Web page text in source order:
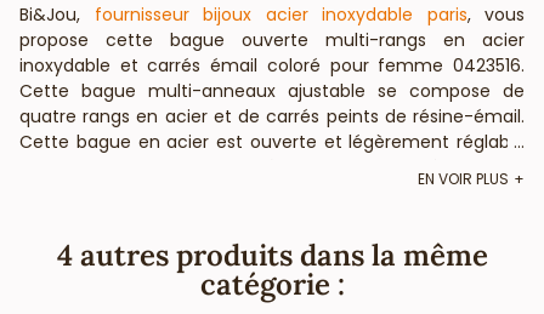
Bi&Jou, fournisseur bijoux acier inoxydable paris, vous
propose cette bague ouverte multi-rangs en acier
inoxydable et carrés émail coloré pour femme 0423516.
Cette bague multi-anneaux ajustable se compose de
quatre rangs en acier et de carrés peints de résine-émail.
Cette bague en acier est ouverte et légèrement réglable
de 2cm pour 1,5cm de haut. Bi&Jou, fournisseur français
informe que cette bague bohème-chic ne contient pas
de nickel, plomb ni cadnium et est anti-allergique
(conformément aux lois françaises et européennes).
...
EN VOIR PLUS
4 autres produits dans la même
catégorie :